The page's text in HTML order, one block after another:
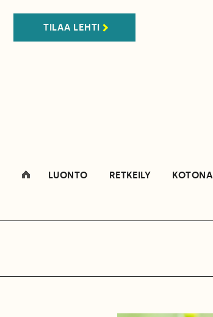
TILAA LEHTI
LUONTO RETKEILY KOTONA